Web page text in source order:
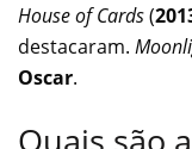
House of Cards(
destacaram.
Oscar.